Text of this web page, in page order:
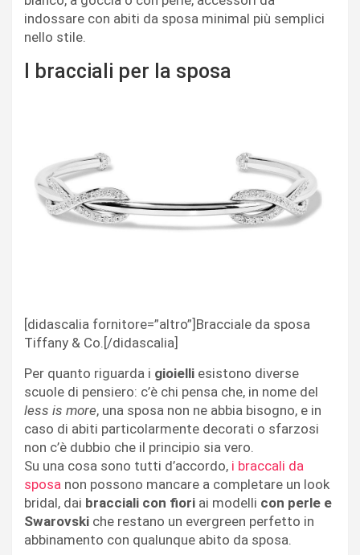
indossare con abiti da sposa minimal più semplici
nello stile.
I bracciali per la sposa
[didascalia fornitore=”altro”]Bracciale da sposa
Tiffany & Co.[/didascalia]
Per quanto riguarda i gioielli esistono diverse
scuole di pensiero: c’è chi pensa che, in nome del
less is more, una sposa non ne abbia bisogno, e in
caso di abiti particolarmente decorati o sfarzosi
non c’è dubbio che il principio sia vero.
Su una cosa sono tutti d’accordo, i braccali da
sposa non possono mancare a completare un look
bridal, dai bracciali con fiori ai modelli con perle e
Swarovski che restano un evergreen perfetto in
abbinamento con qualunque abito da sposa.